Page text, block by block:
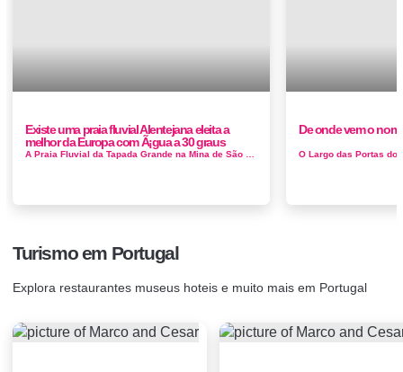
Existe uma praia fluvial Alentejana eleita a
melhor da Europa com Ã¡gua a 30 graus
De onde vem o
Turismo em Portugal
Explora restaurantes museus hoteis e muito mais em Portugal